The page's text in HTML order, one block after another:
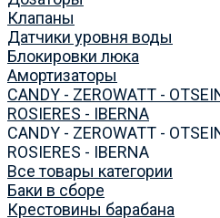
Клапаны
Датчики уровня воды
Блокировки люка
Амортизаторы
CANDY - ZEROWATT -
ROSIERES - IBERNA
CANDY - ZEROWATT -
ROSIERES - IBERNA
Все товары категории
Баки в сборе
Крестовины барабана